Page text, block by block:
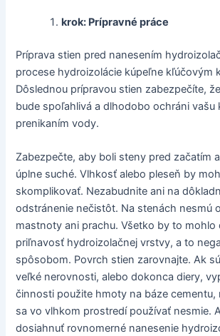
krok: Prípravné práce
Príprava stien pred nanesením
procese hydroizolácie kúpeľne kľúčovým
Dôslednou prípravou stien zabezpečíte,
bude spoľahlivá a dlhodobo ochráni vašu
prenikaním vody.
Zabezpečte, aby boli steny pred začatím
úplne suché. Vlhkosť alebo pleseň by
skomplikovať. Nezabudnite ani na
odstránenie nečistôt. Na stenách nesmú
mastnoty ani prachu. Všetko by to mohlo
priľnavosť hydroizolačnej vrstvy, a to
spôsobom. Povrch stien zarovnajte. Ak
veľké nerovnosti, alebo dokonca diery,
činnosti použite hmoty na báze cementu,
sa vo vlhkom prostredí používať nesmie.
dosiahnuť rovnomerné nanesenie